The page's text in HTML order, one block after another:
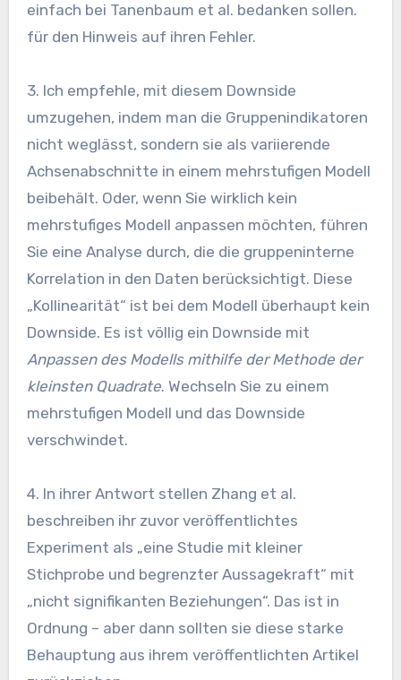
einfach bei Tanenbaum et al. bedanken sollen.
für den Hinweis auf ihren Fehler.
3. Ich empfehle, mit diesem Downside
umzugehen, indem man die Gruppenindikatoren
nicht weglässt, sondern sie als variierende
Achsenabschnitte in einem mehrstufigen Modell
beibehält. Oder, wenn Sie wirklich kein
mehrstufiges Modell anpassen möchten, führen
Sie eine Analyse durch, die die gruppeninterne
Korrelation in den Daten berücksichtigt. Diese
„Kollinearität“ ist bei dem Modell überhaupt kein
Downside. Es ist völlig ein Downside mit
Anpassen des Modells mithilfe der Methode der
kleinsten Quadrate. Wechseln Sie zu einem
mehrstufigen Modell und das Downside
verschwindet.
4. In ihrer Antwort stellen Zhang et al.
beschreiben ihr zuvor veröffentlichtes
Experiment als „eine Studie mit kleiner
Stichprobe und begrenzter Aussagekraft“ mit
„nicht signifikanten Beziehungen“. Das ist in
Ordnung – aber dann sollten sie diese starke
Behauptung aus ihrem veröffentlichten Artikel